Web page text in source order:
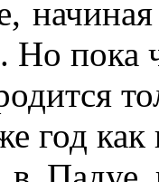
Но пока
год как